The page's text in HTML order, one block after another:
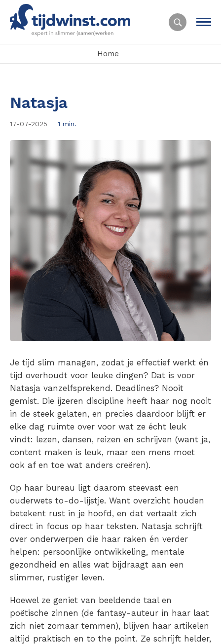
Home
Natasja
17-07-2025 1 min.
Je tijd slim managen, zodat je effectief werkt én
tijd overhoudt voor leuke dingen? Dat is voor
Natasja vanzelfsprekend. Deadlines? Nooit
gemist. Die ijzeren discipline heeft haar nog nooit
in de steek gelaten, en precies daardoor blijft er
elke dag ruimte over voor wat ze écht leuk
vindt: lezen, dansen, reizen en schrijven (want ja,
content maken is leuk, maar een mens moet
ook af en toe wat anders creëren).
Op haar bureau ligt daarom steevast een
ouderwets to-do-lijstje. Want overzicht houden
betekent rust in je hoofd, en dat vertaalt zich
direct in focus op haar teksten. Natasja schrijft
over onderwerpen die haar raken én verder
helpen: persoonlijke ontwikkeling, mentale
gezondheid en alles wat bijdraagt aan een
slimmer, rustiger leven.
Hoewel ze geniet van beeldende taal en
poëtische zinnen (de fantasy-auteur in haar laat
zich niet zomaar temmen), blijven haar artikelen
altijd praktisch en to the point. Ze schrijft helder,